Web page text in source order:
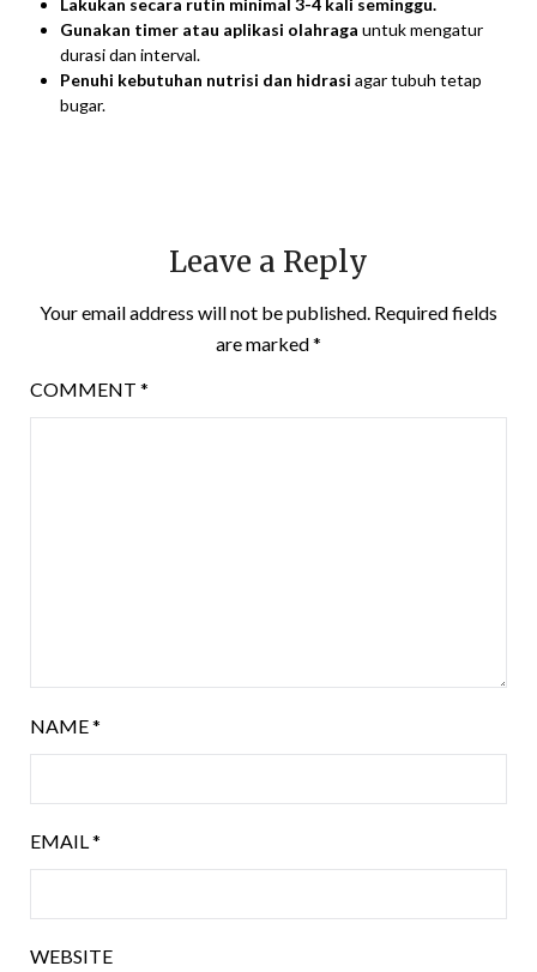
Gunakan timer atau aplikasi olahraga untuk mengatur
durasi dan interval.
Penuhi kebutuhan nutrisi dan hidrasi agar tubuh tetap
bugar.
Leave a Reply
Your email address will not be published. Required fields
are marked*
COMMENT *
NAME*
EMAIL*
WEBSITE